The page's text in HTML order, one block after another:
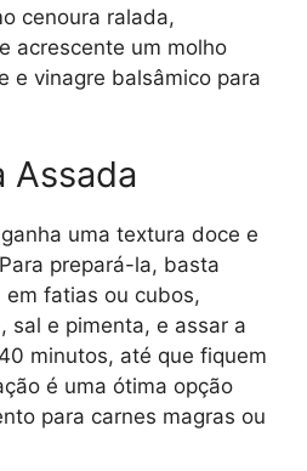
cenoura ralada,
acrescente um molho
e vinagre balsâmico para
Assada
uma textura doce e
prepará-la, basta
fatias ou cubos,
sal e pimenta, e assar a
minutos, até que fiquem
é uma ótima opção
para carnes magras ou